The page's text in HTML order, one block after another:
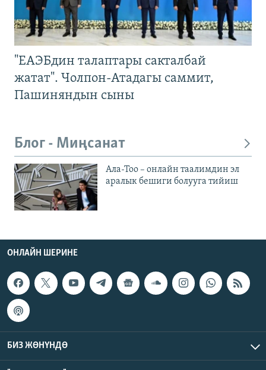
"ЕАЭБдин талаптары сакталбай
жатат". Чолпон-Атадагы саммит,
Пашиняндын сыны
Блог - Миңсанат
Ала-Тоо – онлайн таалимдин эл
аралык бешиги болууга тийиш
ОНЛАЙН ШЕРИНЕ
БИЗ ЖӨНҮНДӨ